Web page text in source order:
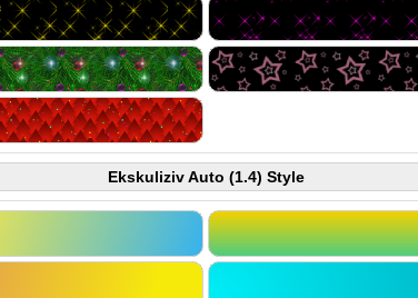
Ekskuliziv Auto (1.4) Style